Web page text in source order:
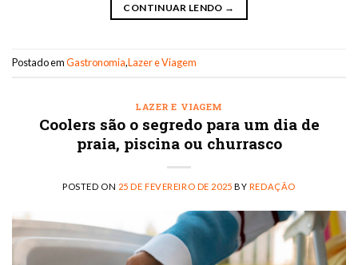
CONTINUAR LENDO →
Postado emGastronomia,Lazer e Viagem
LAZER E VIAGEM
Coolers são o segredo para um dia de
praia, piscina ou churrasco
POSTED ON 25 DE FEVEREIRO DE 2025 BY REDAÇÃO